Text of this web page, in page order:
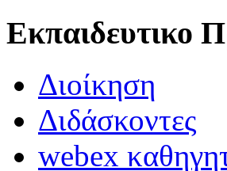
Εκπαιδευτικο
Διοίκηση
Διδάσκοντες
webex